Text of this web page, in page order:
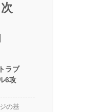
ラブ
6攻
の基